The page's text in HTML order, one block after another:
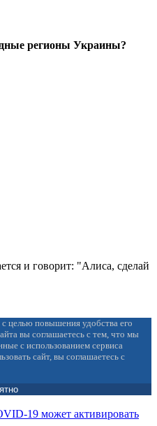
регионы Украины?
и говорит: "Алиса, сделай
целью повышения удобства его
вы соглашаетесь с тем, что мы
с использованием сервиса
сайт, вы соглашаетесь с